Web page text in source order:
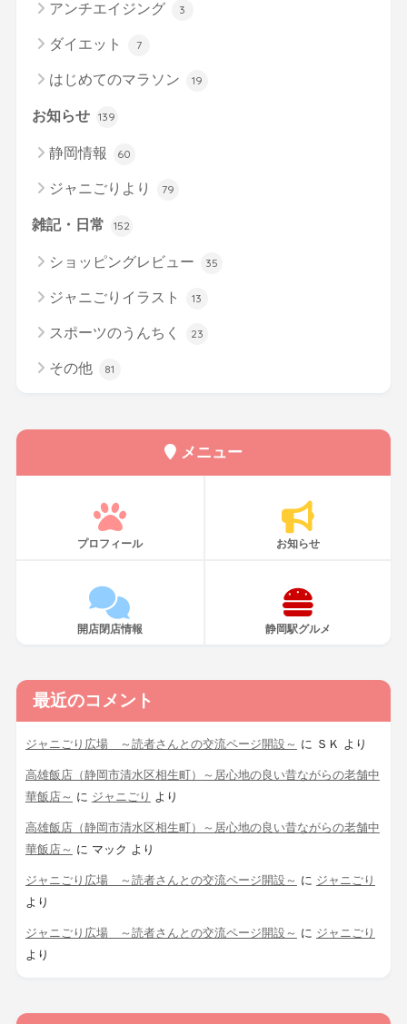
アンチエイジング 3
ダイエット 7
はじめてのマラソン 19
お知らせ 139
静岡情報 60
ジャニごりより 79
雑記・日常 152
ショッピングレビュー 35
ジャニごりイラスト 13
スポーツのうんちく 23
その他 81
メニュー
プロフィール お知らせ
開店閉店情報 静岡駅グルメ
最近のコメント
ジャニごり広場 ～読者さんとの交流ページ開設～ に ＳＫ より
高雄飯店（静岡市清水区相生町）～居心地の良い昔ながらの老舗中
華飯店～ に ジャニごり より
高雄飯店（静岡市清水区相生町）～居心地の良い昔ながらの老舗中
華飯店～ に マック より
ジャニごり広場 ～読者さんとの交流ページ開設～ に ジャニごり
より
ジャニごり広場 ～読者さんとの交流ページ開設～ に ジャニごり
より